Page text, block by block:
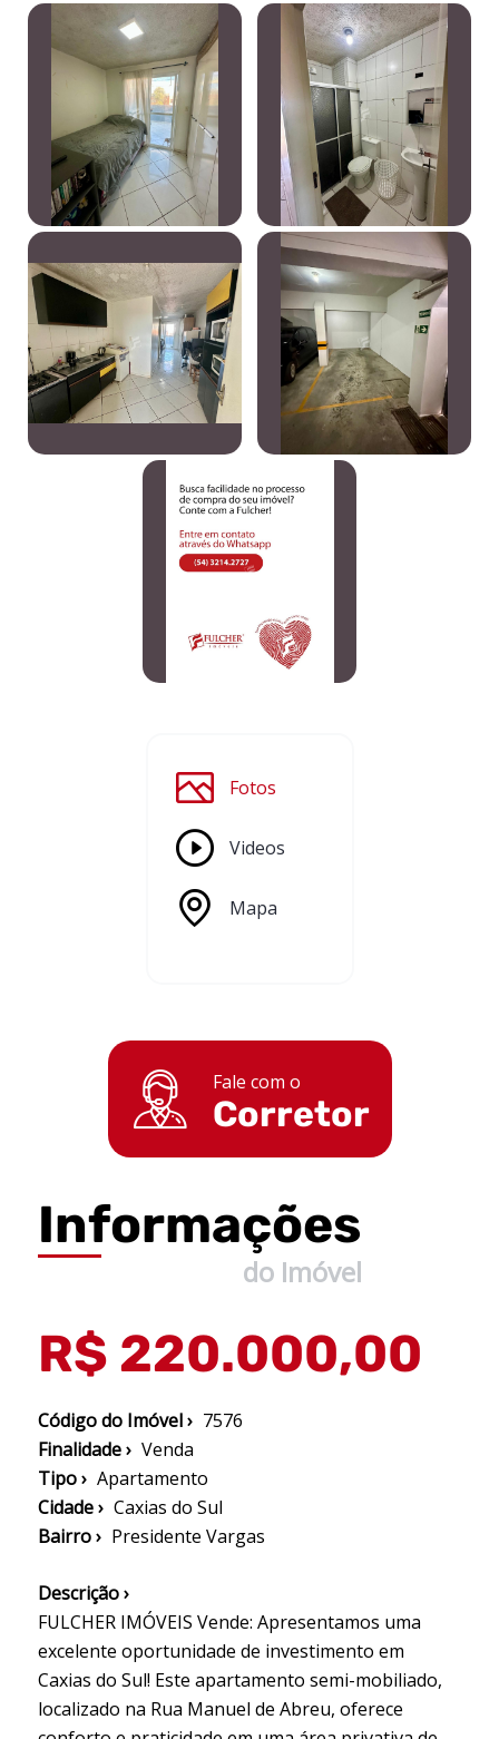
Fotos
Videos
Mapa
Fale com o
Corretor
Informações
do Imóvel
R$ 220.000,00
Código do Imóvel › 7576
Finalidade › Venda
Tipo › Apartamento
Cidade › Caxias do Sul
Bairro › Presidente Vargas
Descrição ›
FULCHER IMÓVEIS Vende: Apresentamos uma
excelente oportunidade de investimento em
Caxias do Sul! Este apartamento semi-mobiliado,
localizado na Rua Manuel de Abreu, oferece